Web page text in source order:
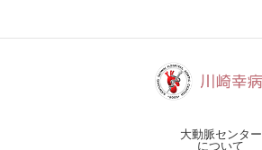
大動脈センター
について